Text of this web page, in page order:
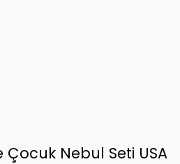
Çocuk Nebul Seti USA